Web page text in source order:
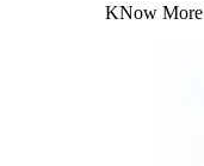
KNow More